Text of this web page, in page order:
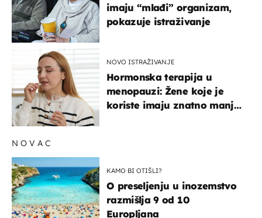
imaju “mlađi” organizam,
pokazuje istraživanje
NOVO ISTRAŽIVANJE
Hormonska terapija u
menopauzi: Žene koje je
koriste imaju znatno manji
NOVAC
KAMO BI OTIŠLI?
O preseljenju u inozemstvo
razmišlja 9 od 10
Europljana